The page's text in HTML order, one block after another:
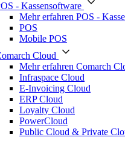
- Kassensoftware
Mehr erfahren POS -
POS
Mobile POS
Cloud
Mehr erfahren Comarch
Infraspace Cloud
E-Invoicing Cloud
ERP Cloud
Loyalty Cloud
PowerCloud
Public Cloud & Private